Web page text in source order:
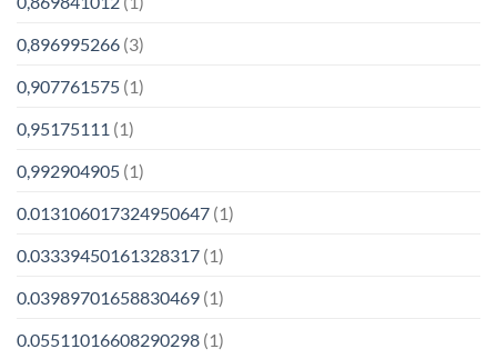
0,896995266 (3)
0,907761575 (1)
0,95175111 (1)
0,992904905 (1)
0.013106017324950647 (1)
0.03339450161328317 (1)
0.03989701658830469 (1)
0.05511016608290298 (1)